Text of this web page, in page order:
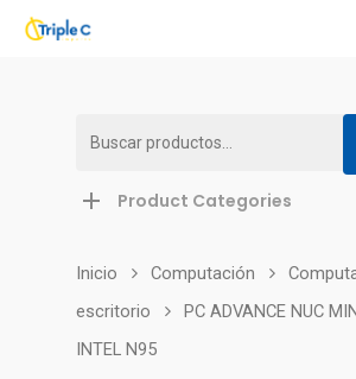
Hit enter to search or ESC to close
Buscar
Product Categories
Inicio Computación
escritorio
PC ADVANCE NUC
INTEL N95